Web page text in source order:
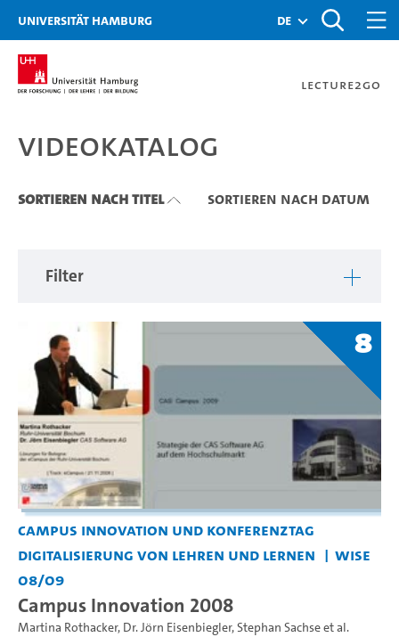
Zu den Filtern
Zur Metanavigation
Zur Hauptnavigation
Zur Suche
Zum Inhalt
Zum Seitenfuss
Universität Hamburg de
Lecture2Go
Videokatalog
Videokatalog
Sortieren nach Titel Sortieren nach Datum
Filter
8
Campus Innovation und Konferenztag
Digitalisierung von Lehren und Lernen
WiSe
08/09
Campus Innovation 2008
Martina Rothacker, Dr. Jörn Eisenbiegler,Stephan Sachseet al.